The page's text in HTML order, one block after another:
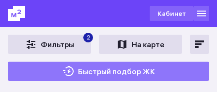
Кабинет
Фильтры
2
На карте
Быстрый подбор ЖК